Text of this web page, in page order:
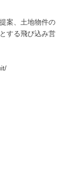
案、土地物件の
する飛び込み営